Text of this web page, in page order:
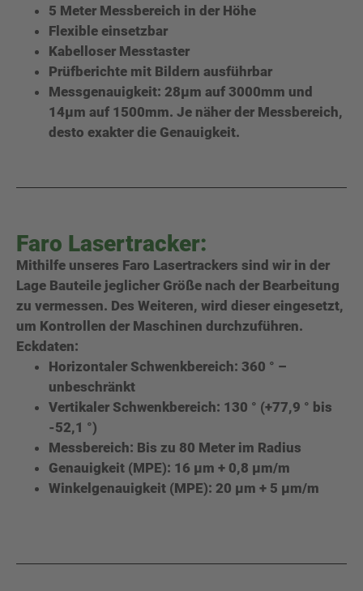
5 Meter Messbereich in der Höhe
Flexible einsetzbar
Kabelloser Messtaster
Prüfberichte mit Bildern ausführbar
Messgenauigkeit: 28µm auf 3000mm und
14µm auf 1500mm. Je näher der Messbereich,
desto exakter die Genauigkeit.
Faro Lasertracker:
Mithilfe unseres Faro Lasertrackers sind wir in der
Lage Bauteile jeglicher Größe nach der Bearbeitung
zu vermessen. Des Weiteren, wird dieser eingesetzt,
um Kontrollen der Maschinen durchzuführen.
Eckdaten:
Horizontaler Schwenkbereich: 360 ° –
unbeschränkt
Vertikaler Schwenkbereich: 130 ° (+77,9 ° bis
-52,1 °)
Messbereich: Bis zu 80 Meter im Radius
Genauigkeit (MPE): 16 μm + 0,8 μm/m
Winkelgenauigkeit (MPE): 20 μm + 5 μm/m